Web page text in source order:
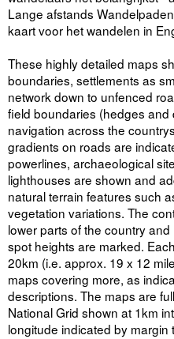
Lange afstands
kaart voor het wandelen in
These highly detailed maps
boundaries, settlements as
network down to unfenced
field boundaries (hedges and
navigation across the
gradients on roads are
powerlines, archaeological
lighthouses are shown and
natural terrain features such
vegetation variations. The
lower parts of the country
spot heights are marked.
20km (i.e. approx. 19 x 12
maps covering more, as
descriptions. The maps are
National Grid shown at 1km
longitude indicated by margin